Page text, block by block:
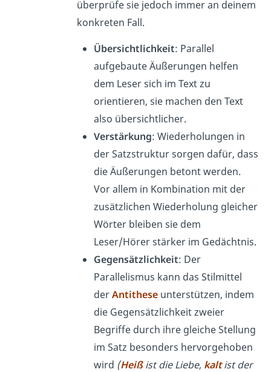
überprüfe sie jedoch immer an deinem
konkreten Fall.
Übersichtlichkeit: Parallel
aufgebaute Äußerungen helfen
dem Leser sich im Text zu
orientieren, sie machen den Text
also übersichtlicher.
Verstärkung: Wiederholungen in
der Satzstruktur sorgen dafür, dass
die Äußerungen betont werden.
Vor allem in Kombination mit der
zusätzlichen Wiederholung gleicher
Wörter bleiben sie dem
Leser/Hörer stärker im Gedächtnis.
Gegensätzlichkeit: Der
Parallelismus kann das Stilmittel
derAntithese unterstützen, indem
die Gegensätzlichkeit zweier
Begriffe durch ihre gleiche Stellung
im Satz besonders hervorgehoben
wird (Heißist die Liebe, kalt ist der